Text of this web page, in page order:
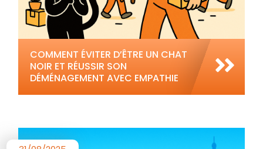
COMMENT ÉVITER D’ÊTRE UN CHAT
NOIR ET RÉUSSIR SON
DÉMÉNAGEMENT AVEC EMPATHIE